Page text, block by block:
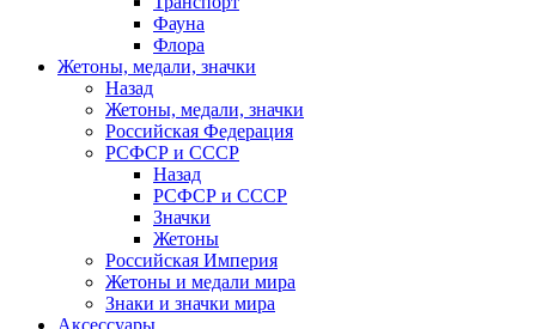
Фауна
Флора
Жетоны, медали, значки
Назад
Жетоны, медали, значки
Российская Федерация
РСФСР и СССР
Назад
РСФСР и СССР
Значки
Жетоны
Российская Империя
Жетоны и медали мира
Знаки и значки мира
Аксессуары